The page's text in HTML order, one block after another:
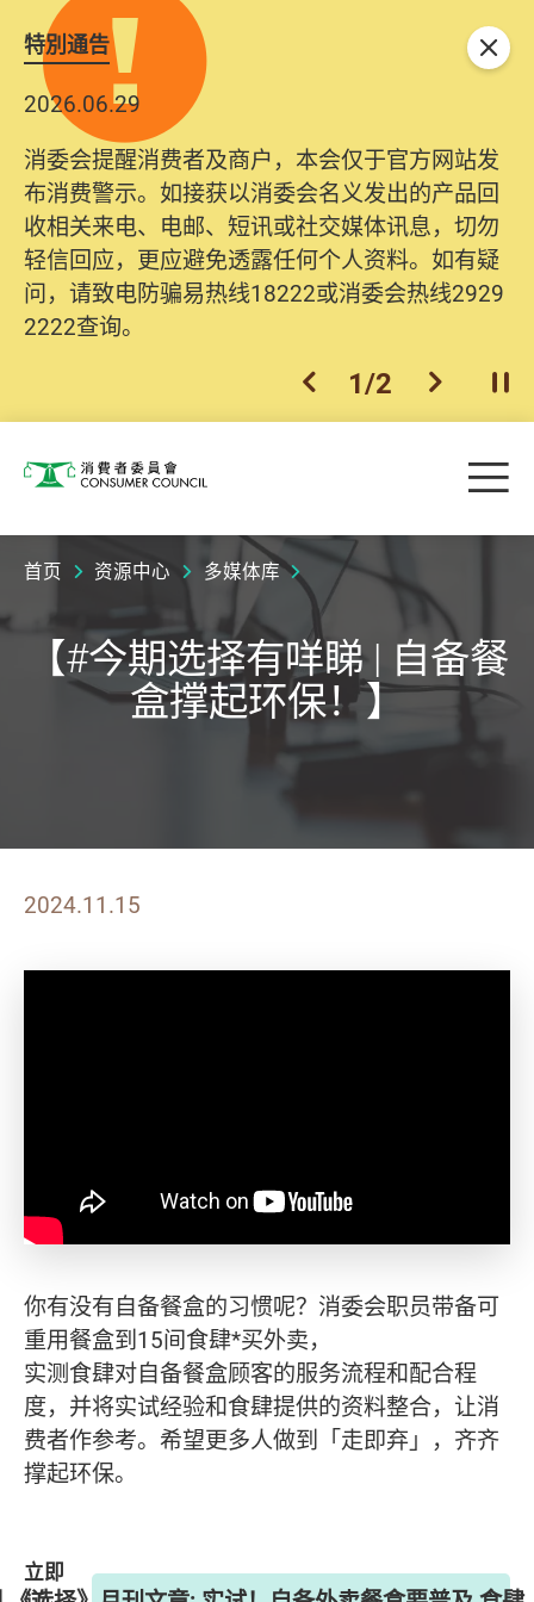
特別通告
2026.06.29
消委会提醒消费者及商户，本会仅于官方网站发
布消费警示。如接获以消委会名义发出的产品回
收相关来电、电邮、短讯或社交媒体讯息，切勿
轻信回应，更应避免透露任何个人资料。如有疑
问，请致电防骗易热线18222或消委会热线2929
2222查询。
上一个
1/2 下一个开
关闭
消费者委员会 目
首页 资源中心 多媒体库
【#今期选择有咩睇 | 自备餐
盒撑起环保！】
2024.11.15
你有没有自备餐盒的习惯呢？消委会职员带备可
重用餐盒到15间食肆*买外卖，
实测食肆对自备餐盒顾客的服务流程和配合程
度，并将实试经验和食肆提供的资料整合，让消
费者作参考。希望更多人做到「走即弃」，齐齐
撑起环保。
立即